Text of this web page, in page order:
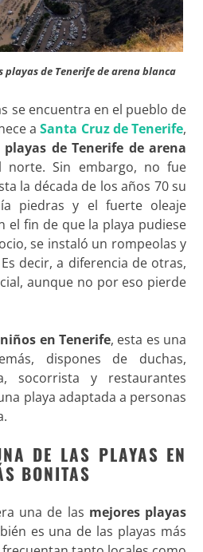
playas de Tenerife de arena blanca
se encuentra en el pueblo de
aSanta Cruz de Tenerife,
playas de Tenerife de arena
norte. Sin embargo, no fue
la década de los años 70 su
piedras y el fuerte oleaje
el fin de que la playa pudiese
se instaló un rompeolas y
decir, a diferencia de otras,
aunque no por eso pierde
en Tenerife, esta es una
dispones de duchas,
socorrista y restaurantes
playa adaptada a personas
DE LAS PLAYAS EN
BONITAS
una de las mejores playas
es una de las playas más